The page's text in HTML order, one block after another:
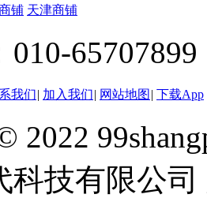
铺 天津商铺
我们| 加入我们| 网站地图 | 下载App
2022
科技有限公